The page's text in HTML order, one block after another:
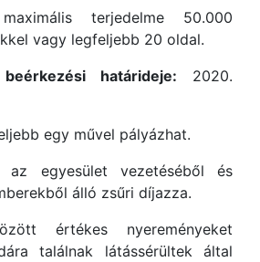
terjedelme 50.000
vagy legfeljebb 20 oldal.
határideje: 2020.
egy művel pályázhat.
az egyesület vezetéséből és
álló zsűri díjazza.
értékes nyereményeket
találnak látássérültek által